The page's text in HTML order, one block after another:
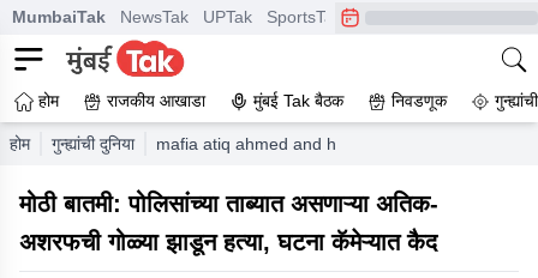
MumbaiTak NewsTak UPTak SportsTak CrimeTak
होम राजकीय आखाडा मुंबई Tak बैठक निवडणूक
होम गुन्ह्यांची दुनिया mafia atiq ahmed and his brother ashraf ahmed
मोठी बातमी: पोलिसांच्या ताब्यात असणाऱ्या अतिक-
अशरफची गोळ्या झाडून हत्या, घटना कॅमेऱ्यात कैद